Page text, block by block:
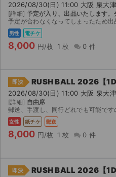
2026/08/30(日) 11:00 大阪 泉大津
[詳細] 予定が入り、出品いたします。分配は8
予定が合わなくなってしまったため出品いたします。 ファンクラブ先行で当選したチケットです。 【お渡し
男性 電チケ
8,000 円/枚 1 枚 0 件
即決 RUSH BALL 2026【
2026/08/30(日) 11:00 大阪 泉大津
[詳細] 自由席
郵送、手渡し、同行どれでも可能ですのでご希望の
女性 紙チケ 郵送
8,000 円/枚 1 枚 0 件
即決 RUSH BALL 2026【